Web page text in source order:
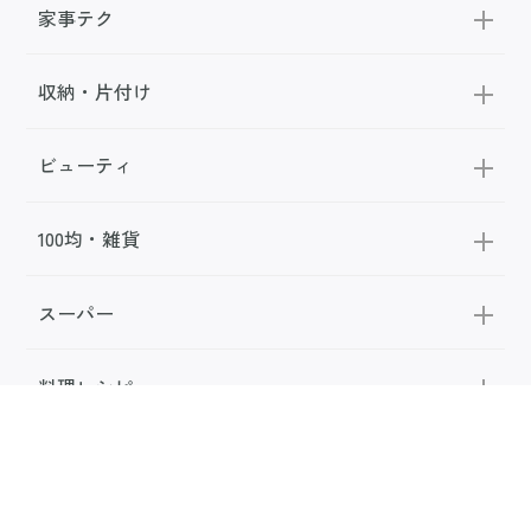
家事テク
収納・片付け
ビューティ
100均・雑貨
スーパー
料理レシピ